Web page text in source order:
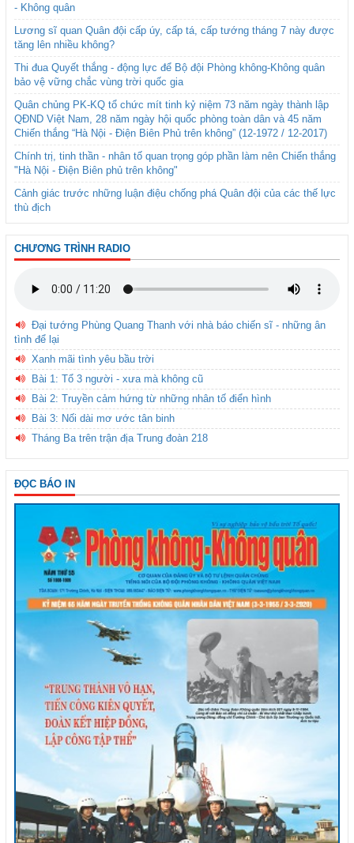
- Không quân
Lương sĩ quan Quân đội cấp úy, cấp tá, cấp tướng tháng 7 này được
tăng lên nhiều không?
Thi đua Quyết thắng - động lực để Bộ đội Phòng không-Không quân
bảo vệ vững chắc vùng trời quốc gia
Quân chủng PK-KQ tổ chức mít tinh kỷ niệm 73 năm ngày thành lập
QĐND Việt Nam, 28 năm ngày hội quốc phòng toàn dân và 45 năm
Chiến thắng “Hà Nội - Điện Biên Phủ trên không” (12-1972 / 12-2017)
Chính trị, tinh thần - nhân tố quan trọng góp phần làm nên Chiến thắng
"Hà Nội - Điện Biên phủ trên không"
Cảnh giác trước những luận điệu chống phá Quân đội của các thế lực
thù địch
CHƯƠNG TRÌNH RADIO
Đại tướng Phùng Quang Thanh với nhà báo chiến sĩ - những ân
tình để lại
Xanh mãi tình yêu bầu trời
Bài 1: Tổ 3 người - xưa mà không cũ
Bài 2: Truyền cảm hứng từ những nhân tố điển hình
Bài 3: Nối dài mơ ước tân binh
Tháng Ba trên trận địa Trung đoàn 218
ĐỌC BÁO IN